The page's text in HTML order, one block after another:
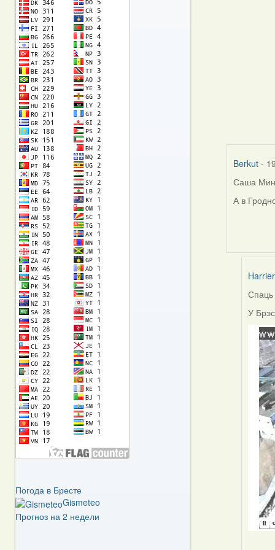
Berkut -
Саша
А в
Harrier
In
reply
to
Berkut
У
Погода в Бресте
Gismeteo
Прогноз на 2 недели